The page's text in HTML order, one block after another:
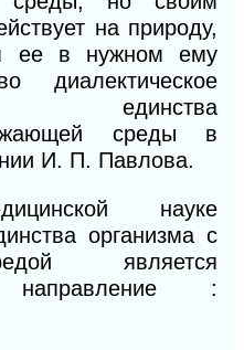
на природу,
ее в нужном ему
диалектическое
единства
среды в
И. П. Павлова.
науке
организма с
является
направление :